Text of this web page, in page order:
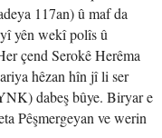
117an) û maf da
yên wekî polîs û
çend Serokê Herêma
hêzan hîn jî li ser
dabeş bûye. Biryar e
Pêşmergeyan ve werin